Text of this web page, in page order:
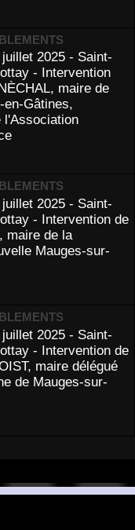
2025 - Saint-
- Intervention
maire de
en-Gâtines,
l'Association
2025 - Saint-
- Intervention de
maire de la
Mauges-sur-
2025 - Saint-
- Intervention de
maire délégué
de Mauges-sur-